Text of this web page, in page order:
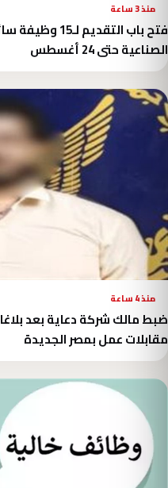
منذ 3 ساعة
فتح باب
الصناعية حتى 24 أغسطس
منذ 4 ساعة
مقابلات عمل بمصر الجديدة